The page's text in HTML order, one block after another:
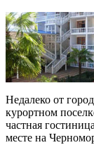
Недалеко от
курортном
частная
месте на